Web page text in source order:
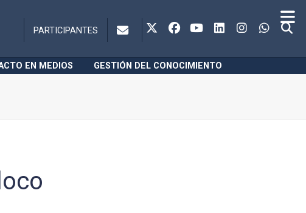
PARTICIPANTES
EN MEDIOS GESTIÓN DEL CONOCIMIENTO